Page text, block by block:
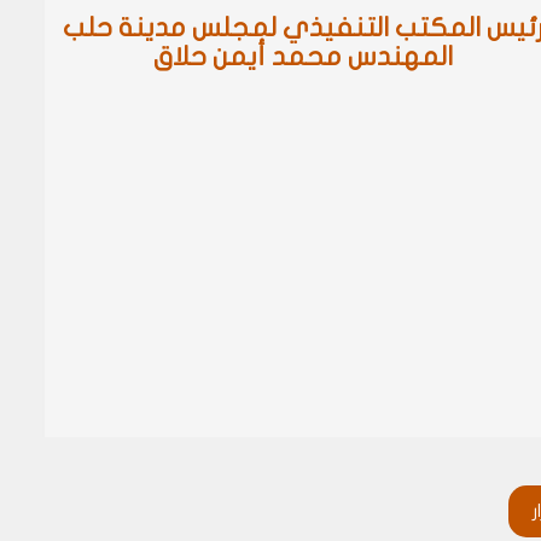
المكتب التنفيذي لمجلس مدينة حلب
المهندس محمد أيمن حلاق